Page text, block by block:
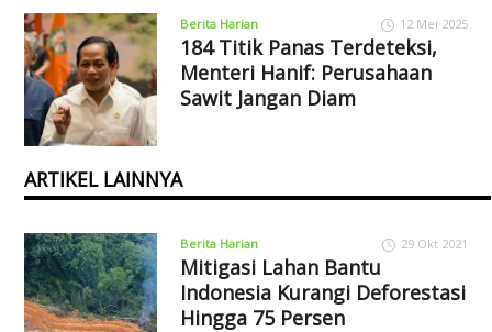
Berita Harian 12 Mei 2025
184 Titik Panas Terdeteksi,
Menteri Hanif: Perusahaan
Sawit Jangan Diam
ARTIKEL LAINNYA
Berita Harian 29 Okt 2021
Mitigasi Lahan Bantu
Indonesia Kurangi Deforestasi
Hingga 75 Persen